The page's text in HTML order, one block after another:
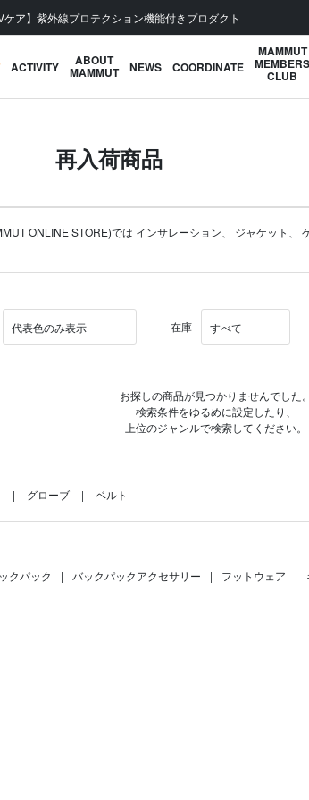
ケア】紫外線プロテクション機能付きプロダクト
ACTIVITY ABOUT
MAMMUT NEWS COORDINATE
MAMMUT
MEMBERS
CLUB
再入荷商品
ONLINE STORE)では インサレーション ジャケット
在庫
お探しの商品が見つかりませんでした
検索条件をゆるめに設定したり、
上位のジャンルで検索してください。
グローブ ベルト
クパック | バックパックアクセサリー | フットウェア |